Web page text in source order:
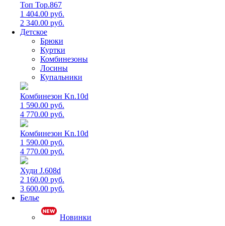
Топ Top.867
1 404.00 руб.
2 340.00 руб.
Детское
Брюки
Куртки
Комбинезоны
Лосины
Купальники
Комбинезон Kn.10d
1 590.00 руб.
4 770.00 руб.
Комбинезон Kn.10d
1 590.00 руб.
4 770.00 руб.
Худи J.608d
2 160.00 руб.
3 600.00 руб.
Белье
Новинки